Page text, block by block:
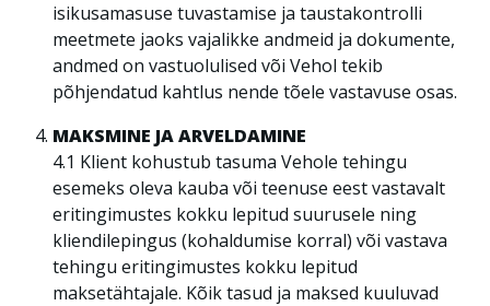
isikusamasuse tuvastamise ja taustakontrolli
meetmete jaoks vajalikke andmeid ja dokumente,
andmed on vastuolulised või Vehol tekib
põhjendatud kahtlus nende tõele vastavuse osas.
MAKSMINE JA ARVELDAMINE
4.1 Klient kohustub tasuma Vehole tehingu
esemeks oleva kauba või teenuse eest vastavalt
eritingimustes kokku lepitud suurusele ning
kliendilepingus (kohaldumise korral) või vastava
tehingu eritingimustes kokku lepitud
maksetähtajale. Kõik tasud ja maksed kuuluvad